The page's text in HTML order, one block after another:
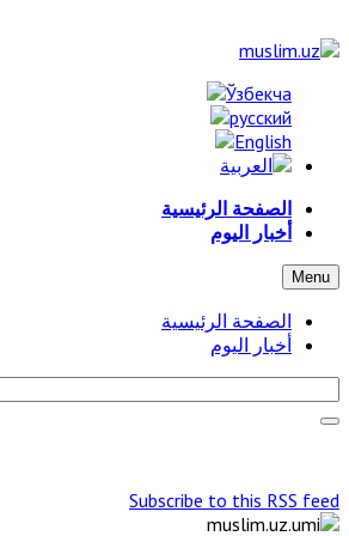
الصفحة الرئيسية
أخبار اليوم
Menu
الصفحة الرئيسية
أخبار اليوم
Subscribe to this RSS feed